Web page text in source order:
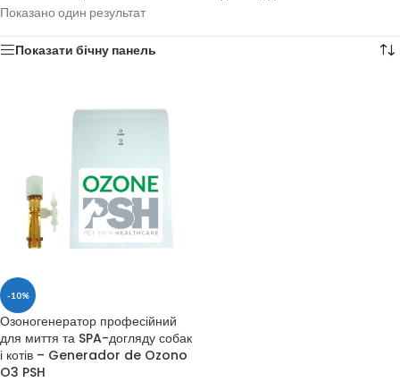
Показано один результат
Показати бічну панель
-10%
Озоногенератор професійний
для миття та SPA-догляду собак
і котів – Generador de Ozono
O3 PSH